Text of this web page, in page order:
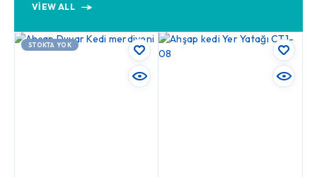
VIEW ALL
STOKTA YOK